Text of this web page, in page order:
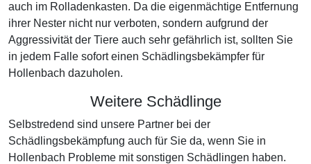
auch im Rolladenkasten. Da die eigenmächtige Entfernung
ihrer Nester nicht nur verboten, sondern aufgrund der
Aggressivität der Tiere auch sehr gefährlich ist, sollten Sie
in jedem Falle sofort einen Schädlingsbekämpfer für
Hollenbach dazuholen.
Weitere Schädlinge
Selbstredend sind unsere Partner bei der
Schädlingsbekämpfung auch für Sie da, wenn Sie in
Hollenbach Probleme mit sonstigen Schädlingen haben.